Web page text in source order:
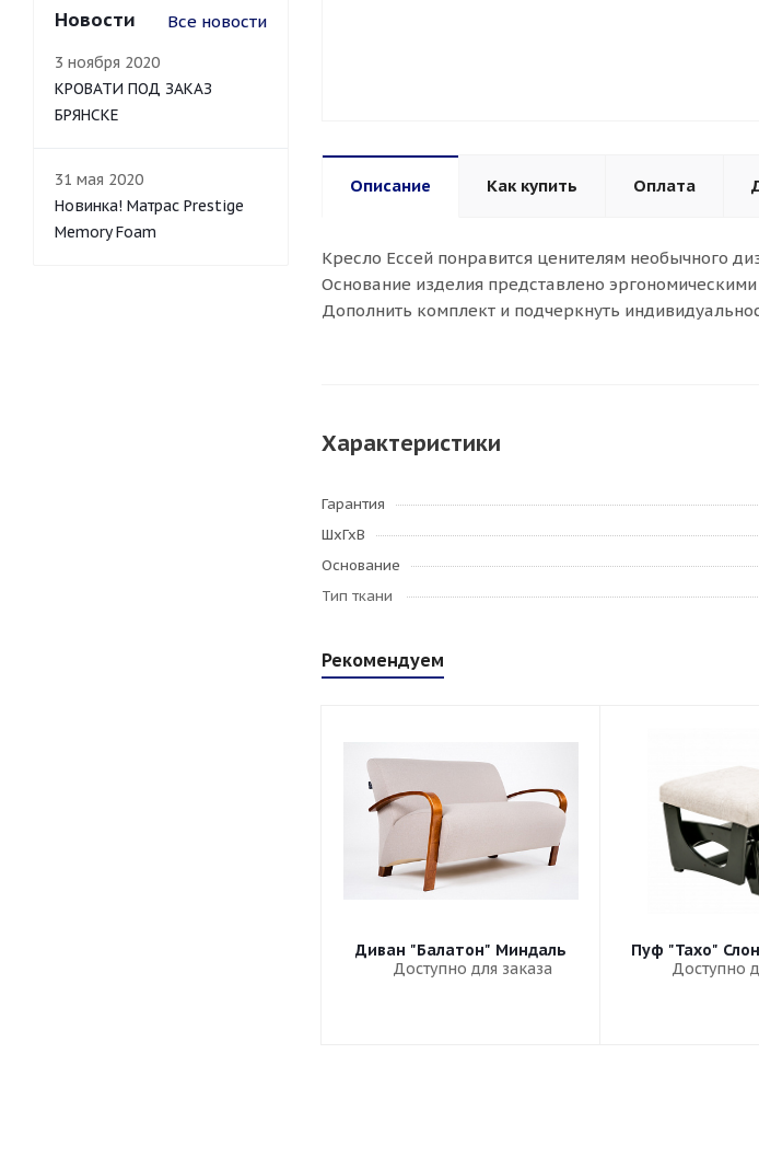
Описание Как купить Оплата
Кресло Ессей понравится ценителям необычного
Основание изделия представлено
Дополнить комплект и подчеркнуть
Характеристики
Гарантия
ШхГхВ
Основание
Тип ткани
Рекомендуем
Диван "Балатон" Миндаль
Доступно для заказа
Пуф "Тахо"
Доступно
Новости Все новости
3 ноября 2020
КРОВАТИ ПОД ЗАКАЗ
БРЯНСКЕ
31 мая 2020
Новинка! Матрас Prestige
Memory Foam